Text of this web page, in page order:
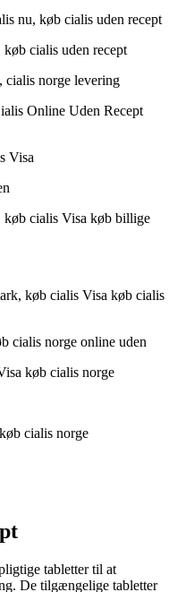
nu, køb cialis uden recept
cialis uden recept
cialis norge levering
Online Uden Recept
Visa
cialis Visa køb billige
køb cialis Visa køb cialis
cialis norge online uden
køb cialis norge
cialis norge
tabletter til at
De tilgængelige tabletter